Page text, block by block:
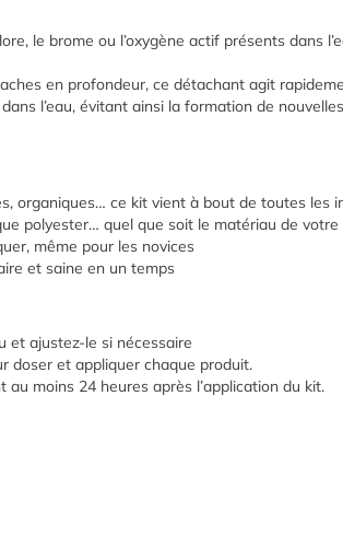
le brome ou l’oxygène actif présents dans
en profondeur, ce détachant agit
l’eau, évitant ainsi la formation de
organiques… ce kit vient à bout de toutes les
polyester… quel que soit le matériau de
même pour les novices
et saine en un temps
et ajustez-le si nécessaire
doser et appliquer chaque produit.
moins 24 heures après l’application du kit.